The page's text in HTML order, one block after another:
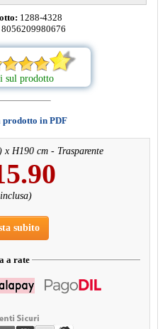
1288-4328
8056209980676
sul prodotto
prodotto in PDF
H190 cm - Trasparente
subito
a rate